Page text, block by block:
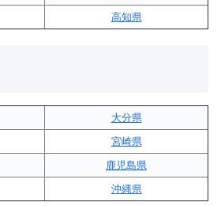
高知県
大分県
宮崎県
鹿児島県
沖縄県